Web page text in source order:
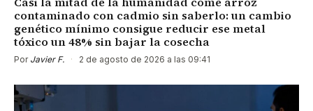
contaminado con cadmio sin saberlo: un cambio
genético mínimo consigue reducir ese metal
tóxico un 48% sin bajar la cosecha
Por Javier F. · 2 de agosto de 2026 a las 09:41